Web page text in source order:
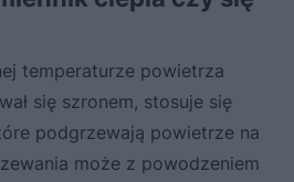
temperaturze powietrza
się szronem, stosuje się
podgrzewają powietrze na
może z powodzeniem